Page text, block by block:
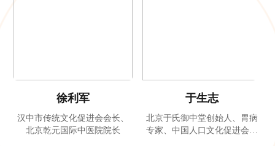
徐利军
汉中市传统文化促进会会长、
北京乾元国际中医院院长
于生志
北京于氏御中堂创始人、胃病
专家、中国人口文化促进会慢